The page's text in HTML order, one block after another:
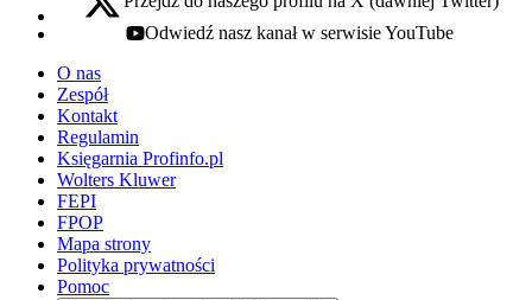
x - otwiera się w nowej karcie
youtube - otwiera się w nowej karcie
Odwiedź nasz kanał w serwisie YouTube
O nas
Zespół
Kontakt
Regulamin
Księgarnia Profinfo.pl
Wolters Kluwer
FEPI
FPOP
Mapa strony
Polityka prywatności
Pomoc